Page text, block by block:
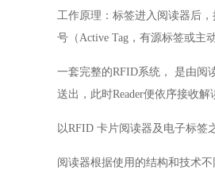
工作原理：标签进入阅读器后
号（Active Tag ，有源标签或主
一套完整的RFID系统， 是由阅
送出，此时Reader便依序接收解
以RFID 卡片阅读器及电子标签
阅读器根据使用的结构和技术